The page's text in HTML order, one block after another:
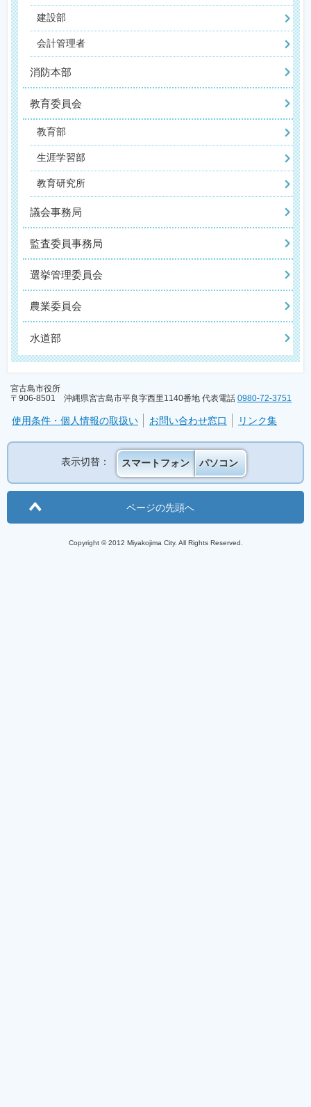
建設部
会計管理者
消防本部
教育委員会
教育部
生涯学習部
教育研究所
議会事務局
監査委員事務局
選挙管理委員会
農業委員会
水道部
宮古島市役所
〒906-8501 沖縄県宮古島市平良字西里1140番地 代表電話 0980-72-3751
使用条件・個人情報の取扱い お問い合わせ窓口 リンク集
表示切替： スマートフォン パソコン
ページの先頭へ
Copyright © 2012 Miyakojima City. All Rights Reserved.